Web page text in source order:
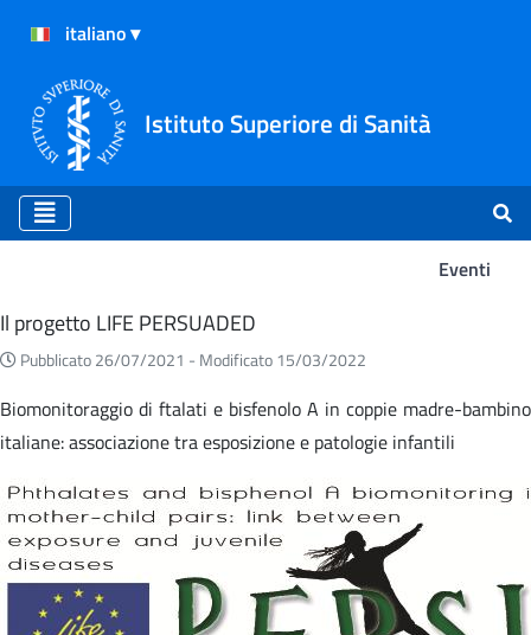
Istituto Superiore di Sanità
Eventi
Eventi
Il progetto LIFE PERSUADED
Pubblicato 26/07/2021 - Modificato 15/03/2022
Biomonitoraggio di ftalati e bisfenolo A in coppie madre-bambino
italiane: associazione tra esposizione e patologie infantili